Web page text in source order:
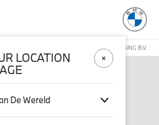
BEHEERD DOOR STICHD SPORTMERCHANDISING B.V.
LOCATION
De Wereld